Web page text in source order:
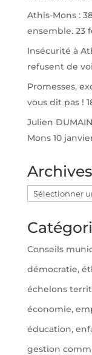
Athis-Mons :
ensemble. 23
Insécurité à
refusent de
Promesses,
vous dit pas !
Julien
Mons 10
Archives
Archives
Conseils
démocratie,
échelons
économie,
éducation,
gestion